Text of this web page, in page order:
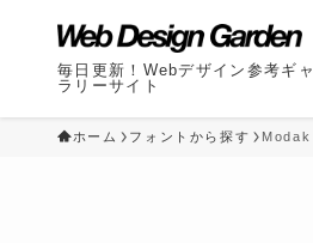
毎日更新！Webデザイン参考ギャ
ラリーサイト
ホーム フォントから探す Modak